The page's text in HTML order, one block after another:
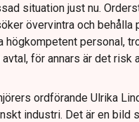
situation just nu.
övervintra och
högkompetent personal,
för annars är det
ordförande Ulrika
industri. Det är en bild